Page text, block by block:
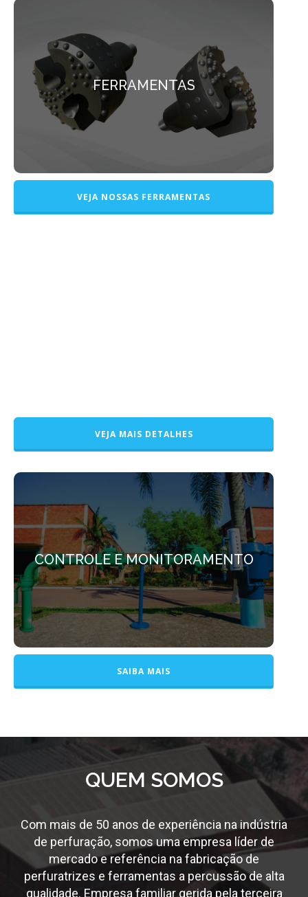
FERRAMENTAS
FERRAMENTAS
Todas as ferramentas necessárias para perfuração,
construção, recuperação, manutenção e limpeza de
VEJA NOSSAS FERRAMENTAS
VEJA MAIS DETALHES
CONTROLE E MONITORAMENTO
CONTROLE E MONITORAMENTO
Um novo conceito na exploração de águas
subterrâneas.
SAIBA MAIS
QUEM SOMOS
Com mais de 50 anos de experiência na indústria
de perfuração, somos uma empresa líder de
mercado e referência na fabricação de
perfuratrizes e ferramentas a percussão de alta
qualidade. Empresa familiar gerida pela terceira